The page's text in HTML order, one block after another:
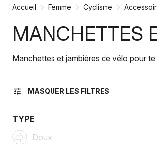
Accueil Femme Cyclisme
MANCHETTES
Manchettes et jambières de vélo pour
tune MASQUER LES FILTRES
TYPE
Doux